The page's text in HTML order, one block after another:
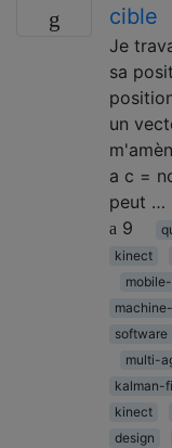
cible
Je
sa
un
a c =
peut …
9
kinect
software
multi-
kalman-
kinect
design